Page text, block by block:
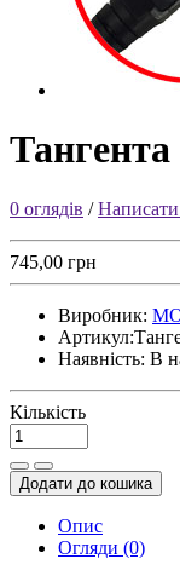
0 оглядів /Написати
745,00 грн
Виробник:
Артикул:
Наявність: В
Кількість
Додати до кошика
Опис
Огляди (0)